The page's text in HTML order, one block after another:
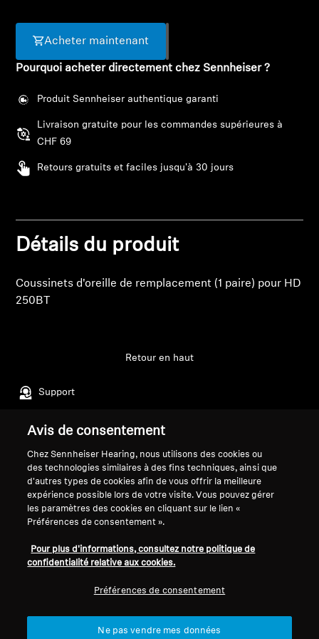
Découvrez AMBEO
Explorer
À propos de nous
Sound Space
Acheter maintenant
Pourquoi acheter directement chez Sennheiser ?
Produit Sennheiser authentique garanti
Livraison gratuite pour les commandes supérieures à
CHF 69
Retours gratuits et faciles jusqu'à 30 jours
Détails du produit
Coussinets d'oreille de remplacement (1 paire) pour HD
250BT
Support
Retour en haut
Politique de confidentialité
générale
Conditions générales de vente en
ligne aux consommateurs
coordonnée des vulnérabilités
À propos de nous
Carrière chez Sonova
Contacts presse
marque Sennheiser
Avis de consentement
Chez Sennheiser Hearing, nous utilisons des cookies ou
des technologies similaires à des fins techniques, ainsi que
d'autres types de cookies afin de vous offrir la meilleure
expérience possible lors de votre visite. Vous pouvez gérer
les paramètres des cookies en cliquant sur le lien «
Préférences de consentement ».
Pour plus d'informations, consultez notre politique de
confidentialité relative aux cookies.
Préférences de consentement
Ne pas vendre mes données
des produits à votre liste de souhaits et afficher
Se connecter